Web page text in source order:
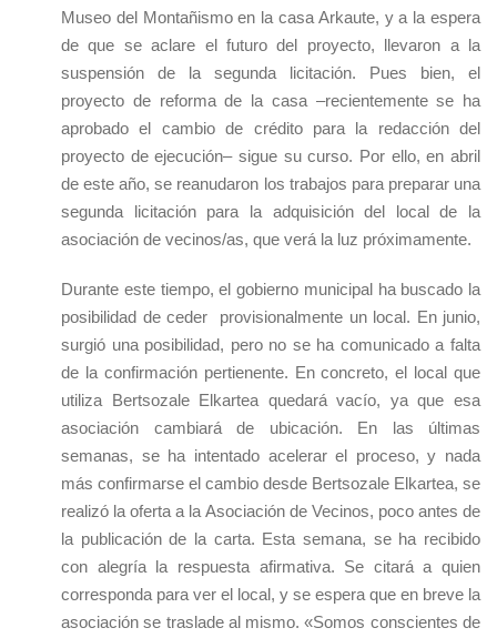
Museo del Montañismo en la casa Arkaute, y a la espera
de que se aclare el futuro del proyecto, llevaron a la
suspensión de la segunda licitación. Pues bien, el
proyecto de reforma de la casa –recientemente se ha
aprobado el cambio de crédito para la redacción del
proyecto de ejecución– sigue su curso. Por ello, en abril
de este año, se reanudaron los trabajos para preparar una
segunda licitación para la adquisición del local de la
asociación de vecinos/as, que verá la luz próximamente.
Durante este tiempo, el gobierno municipal ha buscado la
posibilidad de ceder provisionalmente un local. En junio,
surgió una posibilidad, pero no se ha comunicado a falta
de la confirmación pertienente. En concreto, el local que
utiliza Bertsozale Elkartea quedará vacío, ya que esa
asociación cambiará de ubicación. En las últimas
semanas, se ha intentado acelerar el proceso, y nada
más confirmarse el cambio desde Bertsozale Elkartea, se
realizó la oferta a la Asociación de Vecinos, poco antes de
la publicación de la carta. Esta semana, se ha recibido
con alegría la respuesta afirmativa. Se citará a quien
corresponda para ver el local, y se espera que en breve la
asociación se traslade al mismo. «Somos conscientes de